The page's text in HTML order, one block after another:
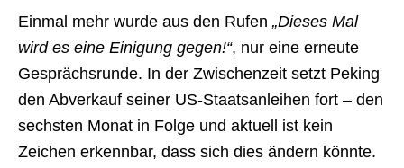
Einmal mehr wurde aus den Rufen „Dieses Mal
wird es eine Einigung gegen!“, nur eine erneute
Gesprächsrunde. In der Zwischenzeit setzt Peking
den Abverkauf seiner US-Staatsanleihen fort – den
sechsten Monat in Folge und aktuell ist kein
Zeichen erkennbar, dass sich dies ändern könnte.